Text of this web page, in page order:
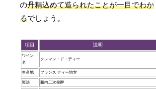
の丹精込めて造られたことが一目でわか
るでしょう。
項目 説明
ワイン
名
クレマン・ド・ディー
生産地 フランス ディー地方
製法 瓶内二次発酵